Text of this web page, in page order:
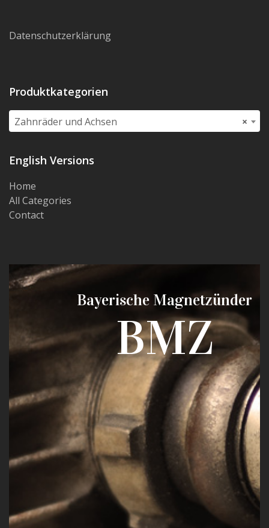
Datenschutzerklärung
Produktkategorien
×
Zahnräder und Achsen
English Versions
Home
All Categories
Contact
Bayerische Magnetzünder
BMZ